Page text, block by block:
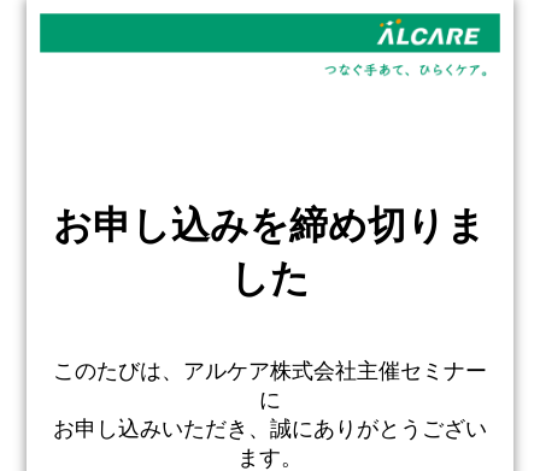
お申し込みを締め切りま
した
このたびは、アルケア株式会社主催セミナー
に
お申し込みいただき、誠にありがとうござい
ます。